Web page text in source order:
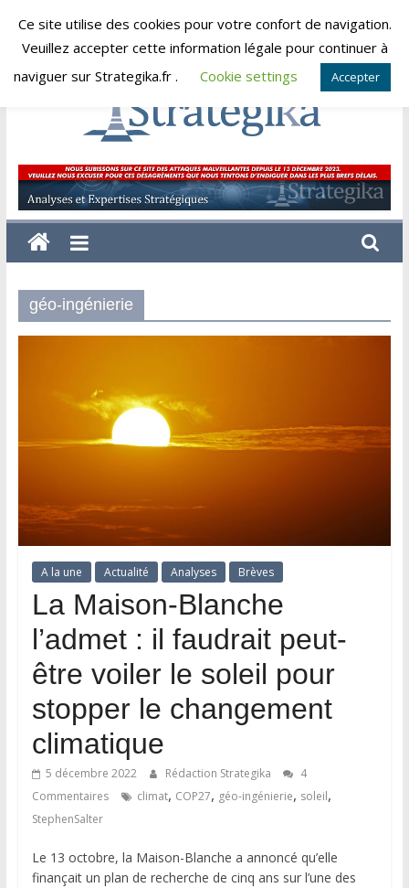
Skip
vendredi, août 7, 2026
Strategika
Expertise
et
Analyses
géo-ingénierie
A la une Actualité Analyses Brèves
La Maison-Blanche
l’admet : il faudrait peut-
être voiler le soleil pour
stopper le changement
climatique
5 décembre 2022 Rédaction Strategika
4
Commentaires
climat, COP27, géo-ingénierie, soleil,
StephenSalter
Le 13 octobre, la Maison-Blanche a annoncé qu’elle
finançait un plan de recherche de cinq ans sur l’une des
Ce site utilise des cookies pour votre confort de navigation.
Veuillez accepter cette information légale pour continuer à
naviguer sur Strategika.fr .
Cookie settings Accepter